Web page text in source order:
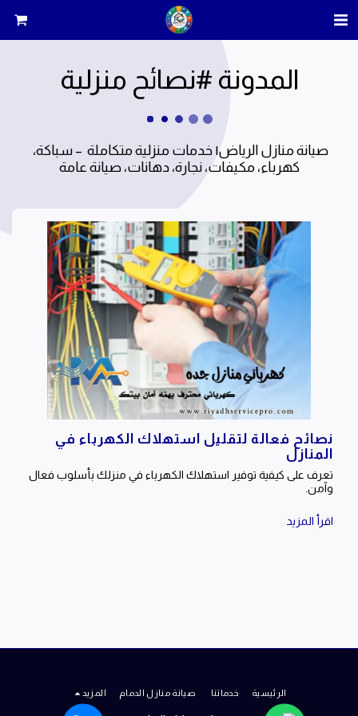
المدونة #نصائح منزلية
كهرباء، مكيفات، نجارة، دهانات، صيانة عامة
نصائح فعالة لتقليل استهلاك الكهرباء في
المنازل
تعرف على كيفية توفير استهلاك الكهرباء في منزلك بأسلوب فعال
وآمن.
اقرأ المزيد
الرئيسية خدماتنا صيانة منازل الدمام المزيد